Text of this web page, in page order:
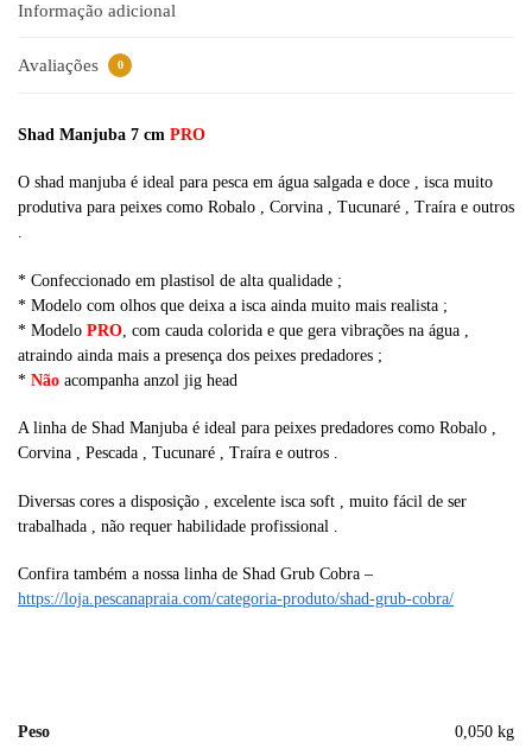
Informação adicional
Avaliações 0
Shad Manjuba 7 cm PRO
O shad manjuba é ideal para pesca em água salgada e doce , isca muito
produtiva para peixes como Robalo , Corvina , Tucunaré , Traíra e outros
.
* Confeccionado em plastisol de alta qualidade ;
* Modelo com olhos que deixa a isca ainda muito mais realista ;
* Modelo PRO , com cauda colorida e que gera vibrações na água ,
atraindo ainda mais a presença dos peixes predadores ;
* Não acompanha anzol jig head
A linha de Shad Manjuba é ideal para peixes predadores como Robalo ,
Corvina , Pescada , Tucunaré , Traíra e outros .
Diversas cores a disposição , excelente isca soft , muito fácil de ser
trabalhada , não requer habilidade profissional .
Confira também a nossa linha de Shad Grub Cobra –
https://loja.pescanapraia.com/categoria-produto/shad-grub-cobra/
Peso 0,050 kg